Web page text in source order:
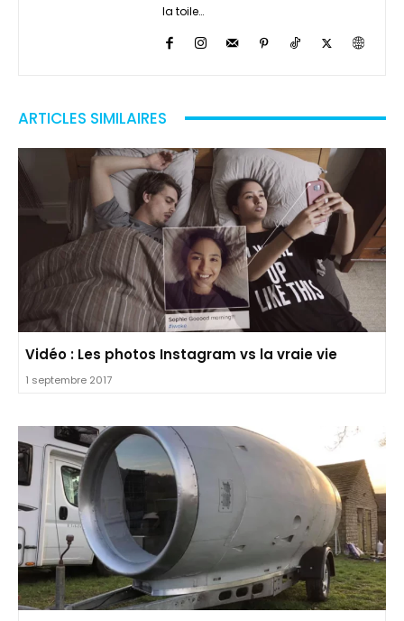
la toile…
ARTICLES SIMILAIRES
Vidéo : Les photos Instagram vs la vraie vie
1 septembre 2017